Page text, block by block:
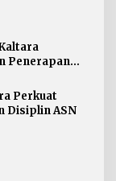
Penerapan
Perkuat
Disiplin ASN